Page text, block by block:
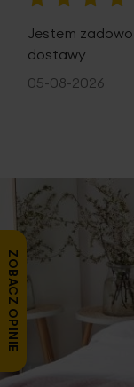
Jestem
dostawy
05-08-2026
ZOBACZ OPINIE